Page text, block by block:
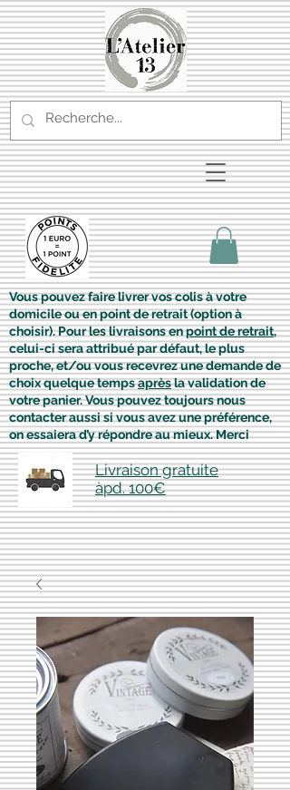
Vous pouvez faire livrer vos colis à votre
domicile ou en point de retrait (option à
choisir). Pour les livraisons enpoint de retrait,
celui-ci sera attribué par défaut, le plus
proche, et/ou vous recevrez une demande de
choix quelque tempsaprèsla validation de
votre panier. Vous pouvez toujours nous
contacter aussi si vous avez une préférence,
on essaiera d’y répondre au mieux. Merci
Livraison gratuite
àpd. 100€